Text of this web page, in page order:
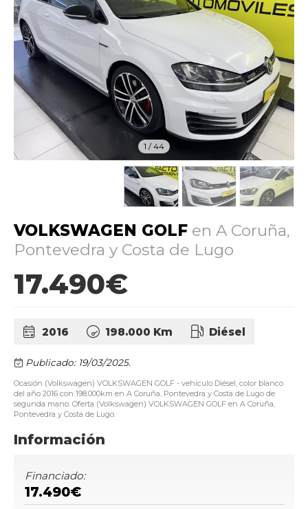
1 /44
VOLKSWAGEN GOLF en A Coruña,
Pontevedra y Costa de Lugo
17.490€
2016 198.000 Km Diésel
Publicado: 19/03/2025.
Ocasión (Volkswagen) VOLKSWAGEN GOLF - vehículo Diésel, color blanco
del año 2016 con 198.000km en A Coruña, Pontevedra y Costa de Lugo de
segunda mano. Oferta (Volkswagen) VOLKSWAGEN GOLF en A Coruña,
Pontevedra y Costa de Lugo.
Información
Financiado:
17.490€